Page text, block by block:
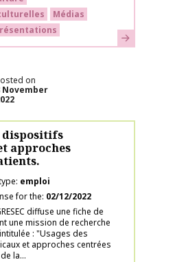
Médias
Learn more
on
November
dispositifs
approches
emploi
for the 02/12/2022
diffuse une fiche de
une mission de recherche
: "Usages des
et approches centrées
la...